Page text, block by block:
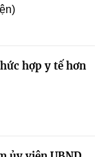
hợp y tế hơn